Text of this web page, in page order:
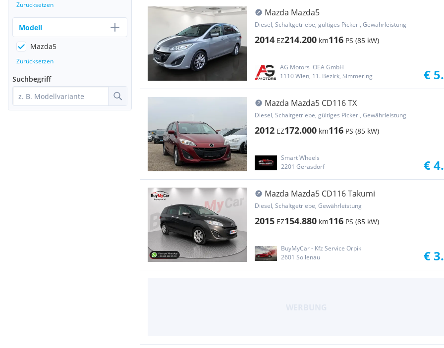
Mazda Mazda5
Diesel, Schaltgetriebe, gültiges Pickerl, Gewährleistung
2014 EZ214.200 km116 PS (85 kW)
AG Motors  OEA GmbH
1110 Wien, 11. Bezirk, Simmering
€
Mazda Mazda5 CD116 TX
Diesel, Schaltgetriebe, gültiges Pickerl, Gewährleistung
2012 EZ172.000 km116 PS (85 kW)
Smart Wheels
2201 Gerasdorf
€
Mazda Mazda5 CD116 Takumi
Diesel, Schaltgetriebe, Gewährleistung
2015 EZ154.880 km116 PS (85 kW)
BuyMyCar - Kfz Service Orpik
2601 Sollenau
€
Zurücksetzen
Modell
Mazda5
Zurücksetzen
Suchbegriff